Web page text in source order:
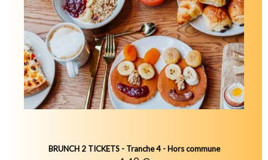
BRUNCH 2 TICKETS - Tranche 4 - Hors commune